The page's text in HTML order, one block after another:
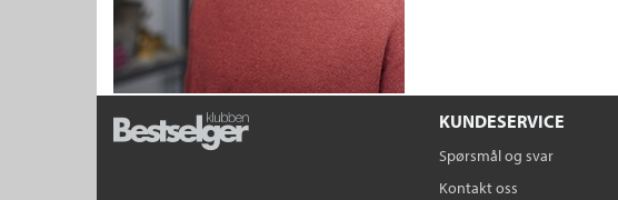
KUNDESERVICE
Spørsmål og svar
Kontakt oss